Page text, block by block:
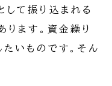
て振り込まれる
ります。資金繰り
いものです。そん